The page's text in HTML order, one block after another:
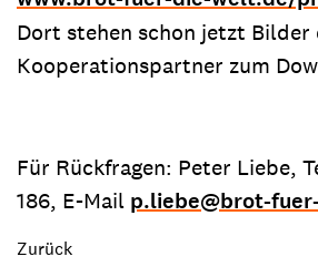
Dort stehen schon jetzt Bilder
Kooperationspartner zum
Für Rückfragen: Peter Liebe,
186, E-Mail p.liebe@brot-
Zurück